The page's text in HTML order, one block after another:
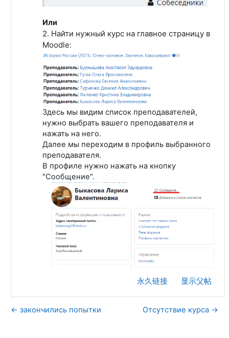
Или
2. Найти нужный курс на главное страницу в
Moodle:
Здесь мы видим список преподавателей,
нужно выбрать вашего преподавателя и
нажать на него.
Далее мы переходим в профиль выбранного
преподавателя.
В профиле нужно нажать на кнопку
"Сообщение".
永久链接 显示父帖
← закончились попытки Отсутствие курса →